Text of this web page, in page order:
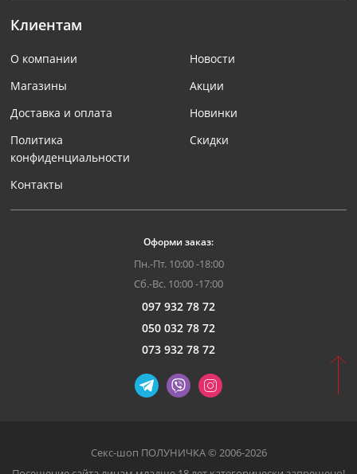
Клиентам
О компании
Магазины
Доставка и оплата
Политика
конфиденциальности
Контакты
Новости
Акции
Новинки
Скидки
Оформи заказ:
Пн.-Пт. 10:00 -18:00
Сб.-Вс. 10:00 -17:00
097 932 78 72
050 032 78 72
073 932 78 72
Секс-шоп ПОЛУНИЧКА © 2006-2026